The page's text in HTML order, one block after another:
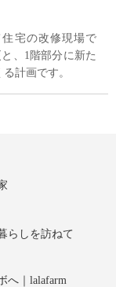
宅の改修現場で
、1階部分に新た
計画です。
らしを訪ねて
へ｜lalafarm